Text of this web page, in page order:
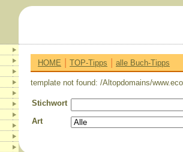
HOME | TOP-Tipps | alle Buch-Tipps
template not found: /Altopdomains/
Stichwort
Art